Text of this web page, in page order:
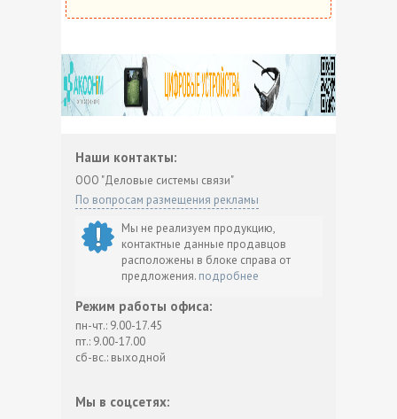
Наши контакты:
ООО "Деловые системы связи"
По вопросам размещения рекламы
Мы не реализуем продукцию,
контактные данные продавцов
расположены в блоке справа от
предложения. подробнее
Режим работы офиса:
пн-чт.: 9.00-17.45
пт.: 9.00-17.00
сб-вс.: выходной
Мы в соцсетях: